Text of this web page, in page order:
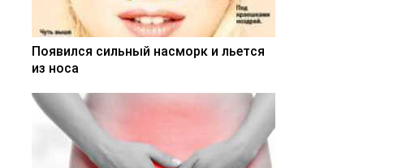
Появился сильный насморк и льется
из носа